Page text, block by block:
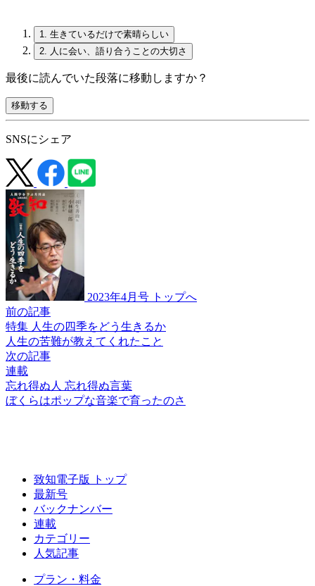
1.
生きているだけで素晴らしい
2.
人に会い、語り合うことの大切さ
最後に読んでいた段落に移動しますか？
移動する
SNSにシェア
2023年4月号 トップへ
前の記事
特集 人生の四季をどう生きるか
人生の苦難が教えてくれたこと
次の記事
連載
忘れ得ぬ人 忘れ得ぬ言葉
ぼくらはポップな音楽で育ったのさ
致知電子版 トップ
最新号
バックナンバー
連載
カテゴリー
人気記事
プラン・料金